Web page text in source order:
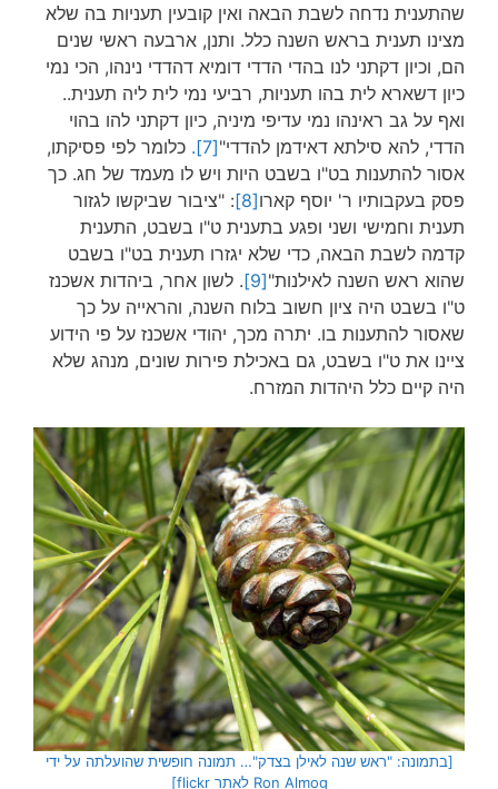
שהתענית נדחה לשבת הבאה ואין קובעין תעניות בה שלא
מצינו תענית בראש השנה כלל. ותנן, ארבעה ראשי שנים
הם, וכיון דקתני לנו בהדי הדדי דומיא דהדדי נינהו, הכי נמי
כיון דשארא לית בהו תעניות, רביעי נמי לית ליה תענית..
ואף על גב ראינהו נמי עדיפי מיניה, כיון דקתני להו בהוי
הדדי, להא סילתא דאידמן להדדי"[7].
כלומר לפי פסיקתו,
אסור להתענות בט"ו בשבט היות ויש לו מעמד של חג. כך
פסק בעקבותיו ר' יוסף קארו[8]
: "ציבור שביקשו לגזור
תענית וחמישי ושני ופגע בתענית ט"ו בשבט, התענית
קדמה לשבת הבאה, כדי שלא יגזרו תענית בט"ו בשבט
שהוא ראש השנה לאילנות"[9]
. לשון אחר, ביהדות אשכנז
ט"ו בשבט היה ציון חשוב בלוח השנה, והראייה על כך
שאסור להתענות בו. יתרה מכך, יהודי אשכנז על פי הידוע
ציינו את ט"ו בשבט, גם באכילת פירות שונים, מנהג שלא
היה קיים כלל היהדות המזרח.
[בתמונה: "ראש שנה לאילן בצדק"… תמונה חופשית שהועלתה על ידי
Ron Almog לאתר flickr]